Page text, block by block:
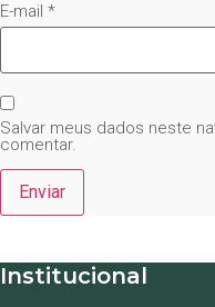
E-mail *
Salvar meus dados neste
comentar.
Institucional